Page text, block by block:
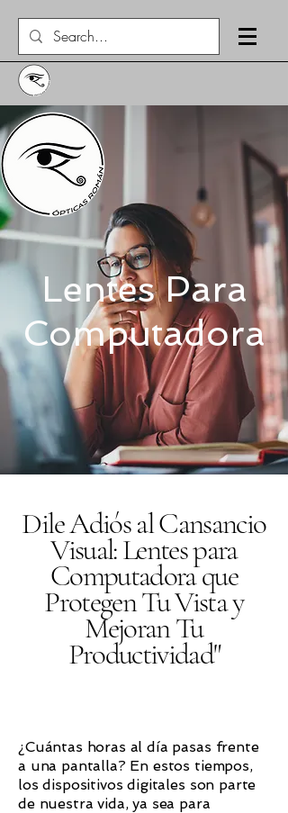
Lentes Para
Computadora
Dile Adiós al Cansancio
Visual: Lentes para
Computadora que
Protegen Tu Vista y
Mejoran Tu
Productividad"
¿Cuántas horas al día pasas frente
a una pantalla? En estos tiempos,
los dispositivos digitales son parte
de nuestra vida, ya sea para